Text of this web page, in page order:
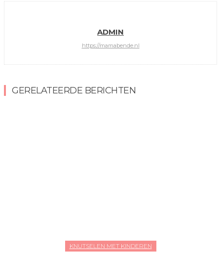
ADMIN
https://mamabende.nl
GERELATEERDE BERICHTEN
KNUTSELEN MET KINDEREN